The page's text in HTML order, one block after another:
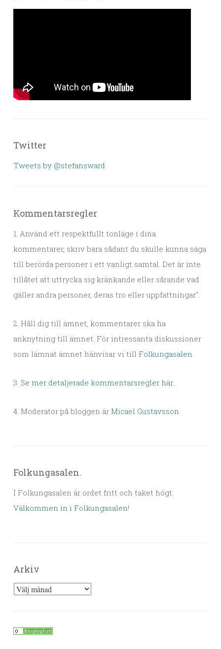
Twitter
Tweets by @stefansward
Kommentarsregler
1. Använd ett respektfullt tonläge i dina
kommentarer, skriv bara sådant du skulle kunna säga
till berörda personer i ett vanligt samtal. Det är inte
tillåtet att uttrycka sig kränkande eller sårande vad
gäller andra personer, deras tro eller uppfattningar".
2. Håll dig till ämnet, kommentarer ska ha
anknytning till ämnet. För intressanta diskussioner
som lämnat ämnet hänvisar vi till Folkungasalen.
3. Se mer detaljerade kommentarsregler här..
4. Moderator på bloggen är Micael Gustavsson
Folkungasalen.
I Folkungasalen är ordet fritt och taket högt.
Välkommen in i Folkungasalen!
Arkiv
Arkiv